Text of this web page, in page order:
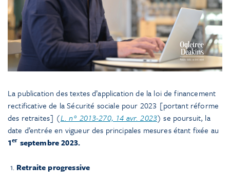
La publication des textes d’application de la loi de financement
rectificative de la Sécurité sociale pour 2023 [portant réforme
des retraites] (L. n° 2013-270, 14 avr. 2023) se poursuit, la
date d’entrée en vigueur des principales mesures étant fixée au
1er septembre 2023.
Retraite progressive